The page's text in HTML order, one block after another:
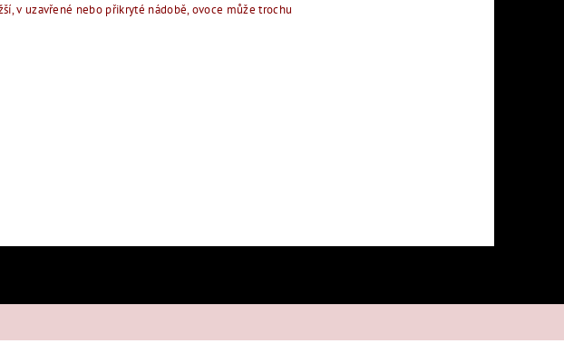
v uzavřené nebo přikryté nádobě, ovoce může trochu